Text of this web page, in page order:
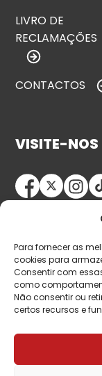
Para fornecer as
cookies para
Consentir com
como
Não consentir ou
certos recursos e
LIVRO DE
RECLAMAÇÕES
CONTACTOS
VISITE-NOS
© Copyright